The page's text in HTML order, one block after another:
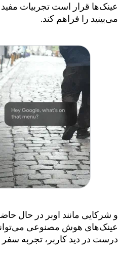
عینک‌ها قرار است تجربیات
می‌بینید را فراهم کند.
و شرکایی مانند اوبر در حال
عینک‌های هوش مصنوعی
درست در دید کاربر، تجربه سفر